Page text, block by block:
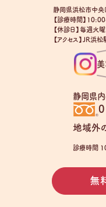
静岡県浜松市中
【診療時間】
【休診日】毎週火
【アクセス】JR浜
美
静岡県内
地域外
診療時間
無